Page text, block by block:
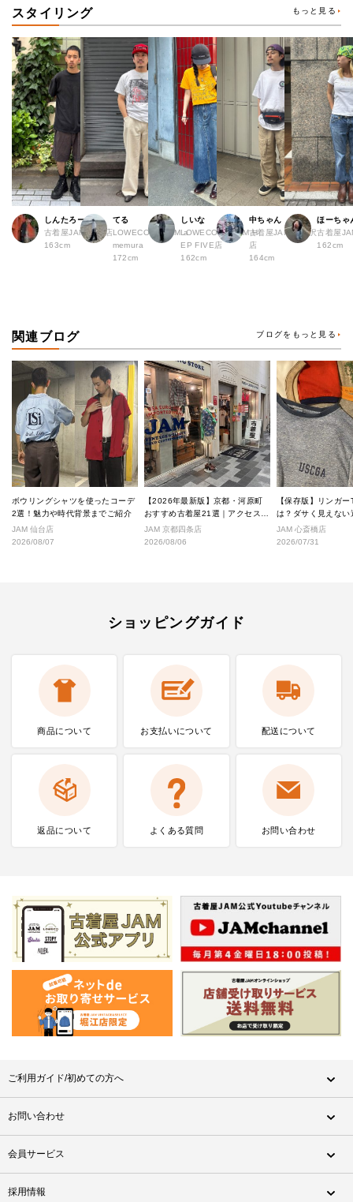
スタイリング もっと見る
しんたろー
古着屋JAM 仙台店
163cm
てる
LOWECO by JAM a
memura
172cm
しいな
LOWECO by JAM H
EP FIVE店
162cm
中ちゃん
古着屋JAM 下北沢
店
164cm
ほーちゃ
古着屋
162cm
関連ブログ ブログをもっと見る
ボウリングシャツを使ったコーデ
2選！魅力や時代背景までご紹介
JAM 仙台店
2026/08/07
【2026年最新版】京都・河原町
おすすめ古着屋21選｜アクセス良
好な絶対行くべきショップ厳選！
JAM 京都四条店
2026/08/06
【保存版】リンガ
は？ダサく見えない
なし完全ガイド
JAM 心斎橋店
2026/07/31
ショッピングガイド
商品について お支払いについて 配送について
返品について よくある質問 お問い合わせ
ご利用ガイド/初めての方へ
お問い合わせ
会員サービス
採用情報